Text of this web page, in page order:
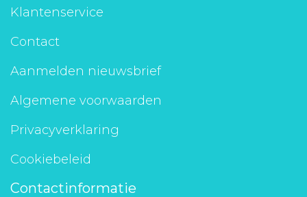
Klantenservice
Contact
Aanmelden nieuwsbrief
Algemene voorwaarden
Privacyverklaring
Cookiebeleid
Contactinformatie